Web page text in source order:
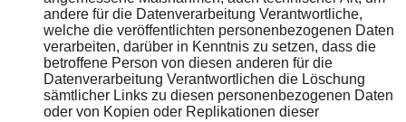
andere für die Datenverarbeitung Verantwortliche,
welche die veröffentlichten personenbezogenen Daten
verarbeiten, darüber in Kenntnis zu setzen, dass die
betroffene Person von diesen anderen für die
Datenverarbeitung Verantwortlichen die Löschung
sämtlicher Links zu diesen personenbezogenen Daten
oder von Kopien oder Replikationen dieser